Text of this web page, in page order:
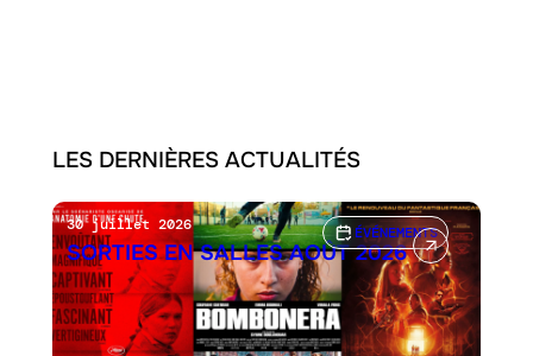
LES DERNIÈRES ACTUALITÉS
ÉVÉNEMENTS
30 juillet 2026
SORTIES EN SALLES AOÛT 2026